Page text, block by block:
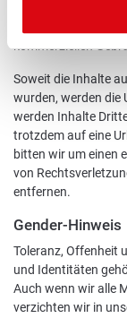
der schriftlichen
kommerziellen
Soweit die Inhalte
wurden, werden die
werden Inhalte
trotzdem auf eine
bitten wir um einen
von
entfernen.
Gender-Hinweis
Toleranz, Offenheit
und Identitäten
Auch wenn wir alle
verzichten wir in